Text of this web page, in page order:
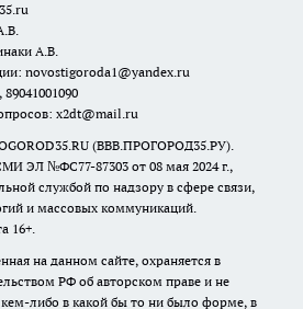
u
А.В.
novostigoroda1@yandex.ru
x2dt@mail.ru
(ВВВ.ПРОГОРОД35.РУ).
ЭЛ №ФС77-87303 от 08 мая 2024 г.,
службой по надзору в сфере связи,
и массовых коммуникаций.
16+.
на данном сайте, охраняется в
РФ об авторском праве и не
либо в какой бы то ни было форме, в